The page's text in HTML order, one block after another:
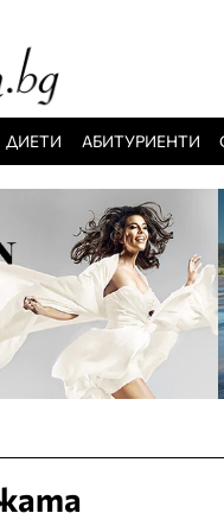
ДИЕТИ АБИТУРИЕНТИ